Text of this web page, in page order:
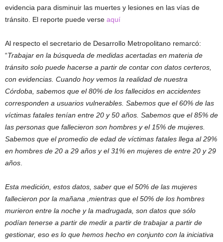
evidencia para disminuir las muertes y lesiones en las vías de
tránsito. El reporte puede verse aquí
Al respecto el secretario de Desarrollo Metropolitano remarcó:
“Trabajar en la búsqueda de medidas acertadas en materia de
tránsito solo puede hacerse a partir de contar con datos certeros,
con evidencias. Cuando hoy vemos la realidad de nuestra
Córdoba, sabemos que el 80% de los fallecidos en accidentes
corresponden a usuarios vulnerables. Sabemos que el 60% de las
víctimas fatales tenían entre 20 y 50 años. Sabemos que el 85% de
las personas que fallecieron son hombres y el 15% de mujeres.
Sabemos que el promedio de edad de víctimas fatales llega al 29%
en hombres de 20 a 29 años y el 31% en mujeres de entre 20 y 29
años.
Esta medición, estos datos, saber que el 50% de las mujeres
fallecieron por la mañana ,mientras que el 50% de los hombres
murieron entre la noche y la madrugada, son datos que sólo
podían tenerse a partir de medir a partir de trabajar a partir de
gestionar, eso es lo que hemos hecho en conjunto con la iniciativa